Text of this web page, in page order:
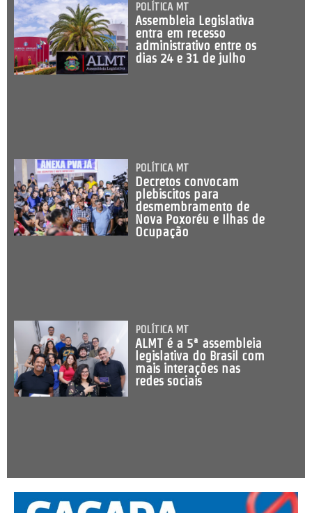
POLÍTICA MT
Assembleia Legislativa
entra em recesso
administrativo entre os
dias 24 e 31 de julho
POLÍTICA MT
Decretos convocam
plebiscitos para
desmembramento de
Nova Poxoréu e Ilhas de
Ocupação
POLÍTICA MT
ALMT é a 5ª assembleia
legislativa do Brasil com
mais interações nas
redes sociais